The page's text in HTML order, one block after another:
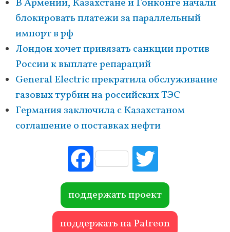
В Армении, Казахстане и Гонконге начали
блокировать платежи за параллельный
импорт в рф
Лондон хочет привязать санкции против
России к выплате репараций
General Electric прекратила обслуживание
газовых турбин на российских ТЭС
Германия заключила с Казахстаном
соглашение о поставках нефти
Fac
ebo
ok r
поддержать проект
поддержать на Patreon